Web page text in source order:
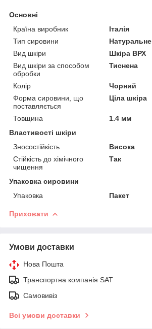
Основні
Країна виробник
Італія
Тип сировини
Натуральне
Вид шкіри
Шкіра ВРХ
Вид шкіри за способом
обробки
Тиснена
Колір
Чорний
Форма сировини, що
поставляється
Ціла шкіра
Товщина
1.4 мм
Властивості шкіри
Зносостійкість
Висока
Стійкість до хімічного
чищення
Так
Упаковка сировини
Упаковка
Пакет
Приховати
Умови доставки
Нова Пошта
Транспортна компанія SAT
Самовивіз
Всі умови доставки